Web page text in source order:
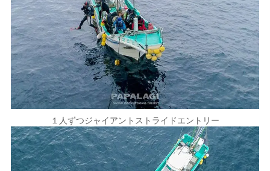
１人ずつジャイアントストライドエントリー